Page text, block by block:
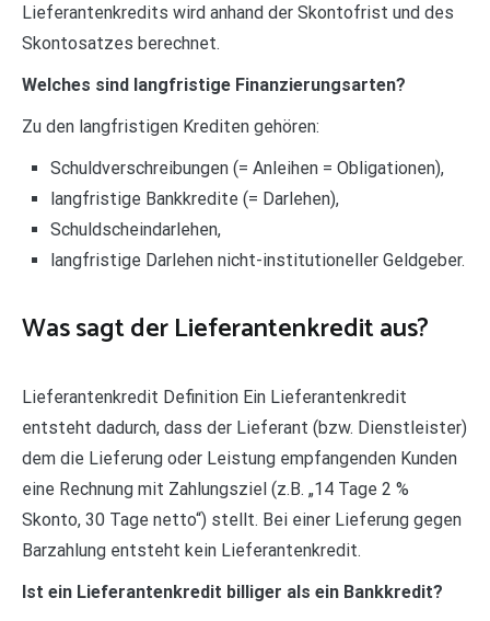
Lieferantenkredits wird anhand der Skontofrist und des
Skontosatzes berechnet.
Welches sind langfristige Finanzierungsarten?
Zu den langfristigen Krediten gehören:
Schuldverschreibungen (= Anleihen = Obligationen),
langfristige Bankkredite (= Darlehen),
Schuldscheindarlehen,
langfristige Darlehen nicht-institutioneller Geldgeber.
Was sagt der Lieferantenkredit aus?
Lieferantenkredit Definition Ein Lieferantenkredit
entsteht dadurch, dass der Lieferant (bzw. Dienstleister)
dem die Lieferung oder Leistung empfangenden Kunden
eine Rechnung mit Zahlungsziel (z.B. „14 Tage 2 %
Skonto, 30 Tage netto“) stellt. Bei einer Lieferung gegen
Barzahlung entsteht kein Lieferantenkredit.
Ist ein Lieferantenkredit billiger als ein Bankkredit?